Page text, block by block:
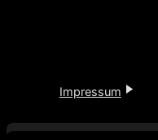
Impressum